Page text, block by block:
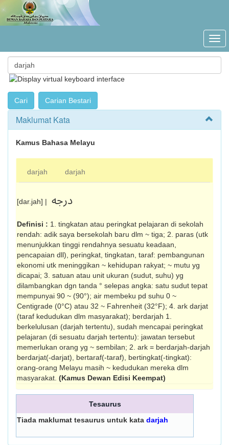
Maklumat Kata
Kamus Bahasa Melayu
darjah darjah
[dar.jah] | درجه
Definisi : 1. tingkatan atau peringkat pelajaran di sekolah
rendah: adik saya bersekolah baru dlm ~ tiga; 2. paras (utk
menunjukkan tinggi rendahnya sesuatu keadaan,
pencapaian dll), peringkat, tingkatan, taraf: pembangunan
ekonomi utk meninggikan ~ kehidupan rakyat; ~ mutu yg
dicapai; 3. satuan atau unit ukuran (sudut, suhu) yg
dilambangkan dgn tanda ° selepas angka: satu sudut tepat
mempunyai 90 ~ (90°); air membeku pd suhu 0 ~
Centigrade (0°C) atau 32 ~ Fah­renheit (32°F); 4. ark darjat
(taraf kedudukan dlm masyarakat); berdarjah 1.
berkelulusan (darjah tertentu), sudah mencapai peringkat
pelajaran (di sesuatu darjah tertentu): jawatan tersebut
memerlukan orang yg ~ sembilan; 2. ark = berdarjah-darjah
berdarjat(-darjat), ber­taraf(-taraf), bertingkat(-tingkat):
orang-orang Melayu masih ~ kedudukan mereka dlm
masyarakat. (Kamus Dewan Edisi Keempat)
Tesaurus
Tiada maklumat tesaurus untuk kata darjah